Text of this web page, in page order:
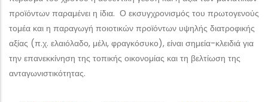
προϊόντων παραμένει η ίδια. Ο εκσυγχρονισμός του πρωτογενούς
τομέα και η παραγωγή ποιοτικών προϊόντων υψηλής διατροφικής
αξίας (π.χ. ελαιόλαδο, μέλι, φραγκόσυκο), είναι σημεία-κλειδιά για
την επανεκκίνηση της τοπικής οικονομίας και τη βελτίωση της
ανταγωνιστικότητας.